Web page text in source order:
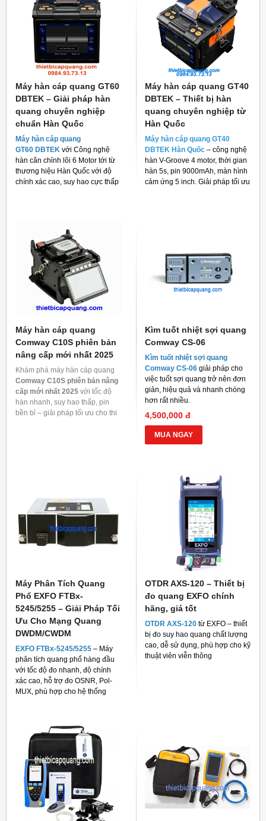
Máy hàn cáp quang GT60
DBTEK – Giải pháp hàn
quang chuyên nghiệp
chuẩn Hàn Quốc
Máy hàn cáp quang
GT60 DBTEK với Công nghệ
hàn căn chỉnh lõi 6 Motor tới từ
thương hiệu Hàn Quốc với độ
chính xác cao, suy hao cực thấp
Máy hàn cáp quang GT40
DBTEK – Thiết bị hàn
quang chuyên nghiệp từ
Hàn Quốc
Máy hàn cáp quang GT40
DBTEK Hàn Quốc – công nghệ
hàn V-Groove 4 motor, thời gian
hàn 5s, pin 9000mAh, màn hình
cảm ứng 5 inch. Giải pháp tối ưu
Máy hàn cáp quang
Comway C10S phiên bản
nâng cấp mới nhất 2025
Khám phá máy hàn cáp quang
Comway C10S phiên bản nâng
cấp mới nhất 2025 với tốc độ
hàn nhanh, suy hao thấp, pin
bền bỉ – giải pháp tối ưu cho thi
Kìm tuốt nhiệt sợi quang
Comway CS-06
Kìm tuốt nhiệt sợi quang
Comway CS-06 giải pháp cho
việc tuốt sợi quang trở nên đơn
giản, hiệu quả và nhanh chóng
hơn rất nhiều.
4,500,000 đ
MUA NGAY
Máy Phân Tích Quang
Phổ EXFO FTBx-
5245/5255 – Giải Pháp Tối
Ưu Cho Mạng Quang
DWDM/CWDM
EXFO FTBx-5245/5255 – Máy
phân tích quang phổ hàng đầu
với tốc độ đo nhanh, độ chính
xác cao, hỗ trợ đo OSNR, Pol-
MUX, phù hợp cho hệ thống
OTDR AXS-120 – Thiết bị
đo quang EXFO chính
hãng, giá tốt
OTDR AXS-120 từ EXFO – thiết
bị đo suy hao quang chất lượng
cao, dễ sử dụng, phù hợp cho kỹ
thuật viên viễn thông